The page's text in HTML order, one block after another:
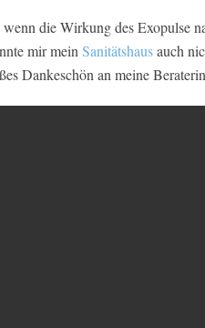
die Wirkung des Exopulse
mir mein Sanitätshausauch
Dankeschön an meine